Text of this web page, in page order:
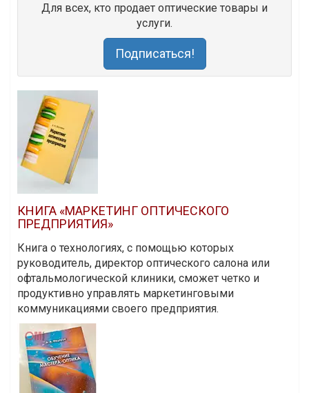
Для всех, кто продает оптические товары и
услуги.
Подписаться!
КНИГА «МАРКЕТИНГ ОПТИЧЕСКОГО
ПРЕДПРИЯТИЯ»
Книга о технологиях, с помощью которых
руководитель, директор оптического салона или
офтальмологической клиники, сможет четко и
продуктивно управлять маркетинговыми
коммуникациями своего предприятия.